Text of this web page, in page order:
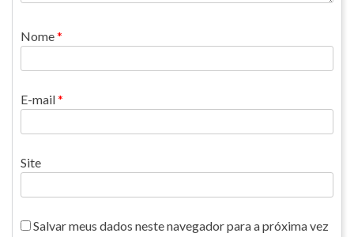
Nome*
E-mail*
Site
Salvar meus dados neste navegador para a próxima vez